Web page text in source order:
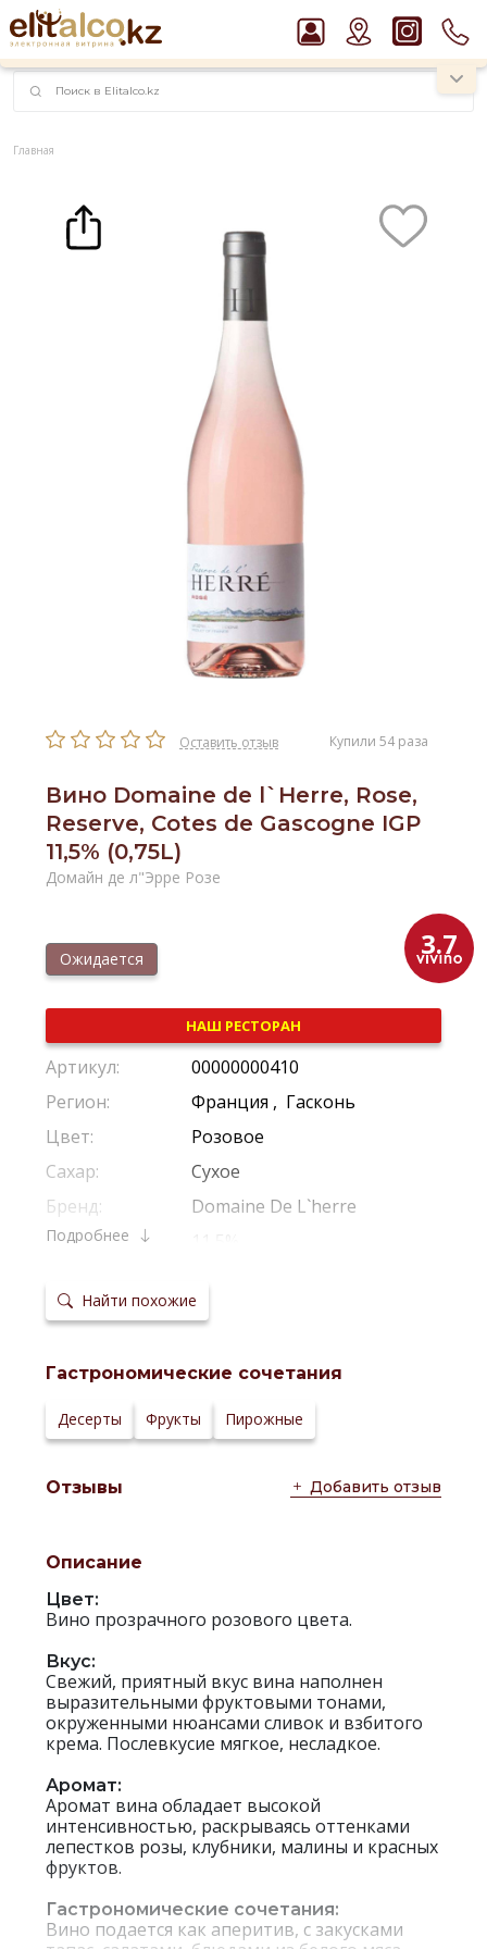
наименований!
instagram.com/rojo.kz
Рекомендуем
Виски Talisker 10 YO Malt 45,8% in Box
Водка Smirnoff Red Vodka 37,5%
Пиво Guinness Draught 4,2% Can
Джин Gordon`s London Dry Gin 37,5%
Ром Captain Morgan White 37,5%
Главная
Оставить отзыв Купили 54 раза
Вино Domaine de l`Herre, Rose,
Reserve, Cotes de Gascogne IGP
11,5% (0,75L)
Домайн де л"Эрре Розе
3.7
Ожидается
НАШ РЕСТОРАН
Артикул:
00000000410
Регион:
Франция , Гасконь
Цвет:
Розовое
Сахар:
Сухое
Бренд:
Domaine De L`herre
Крепость:
Виноград:
Гренаш
хранения:
Температура
8–10 °С
Сайт
производителя:
Подробнее
Найти похожие
Гастрономические сочетания
Десерты Фрукты Пирожные
Отзывы Добавить отзыв
Описание
Цвет:
Вино прозрачного розового цвета.
Вкус:
Свежий, приятный вкус вина наполнен
выразительными фруктовыми тонами,
окруженными нюансами сливок и взбитого
крема. Послевкусие мягкое, несладкое.
Аромат:
Аромат вина обладает высокой
интенсивностью, раскрываясь оттенками
лепестков розы, клубники, малины и красных
фруктов.
Гастрономические сочетания:
Вино подается как аперитив, с закусками